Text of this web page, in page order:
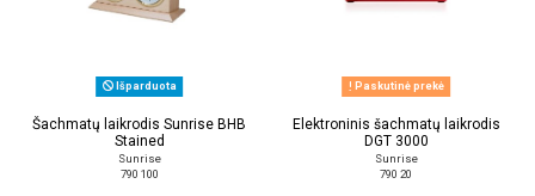
Išparduota
Šachmatų laikrodis Sunrise BHB
Stained
Sunrise
790 100
Paskutinė prekė
Elektroninis šachmatų laikrodis
DGT 3000
Sunrise
790 20